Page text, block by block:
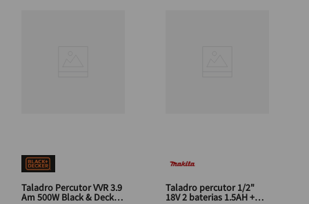
Taladro Percutor VVR 3.9
Am 500W Black & Decker
Taladro percutor 1/2"
18V 2 baterias 1.5AH +